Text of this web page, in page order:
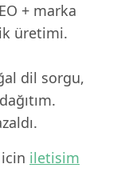
+ marka
üretimi.
dil sorgu,
iletisim